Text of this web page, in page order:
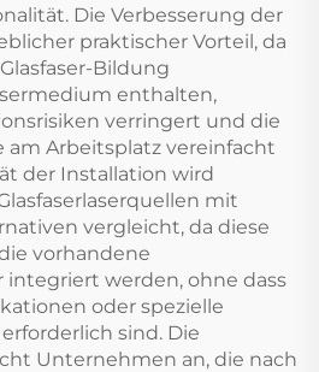
Die Verbesserung der
praktischer Vorteil, da
Bildung
enthalten,
verringert und die
am Arbeitsplatz vereinfacht
der Installation wird
mit
vergleicht, da diese
vorhandene
integriert werden, ohne dass
oder spezielle
sind. Die
Unternehmen an, die nach